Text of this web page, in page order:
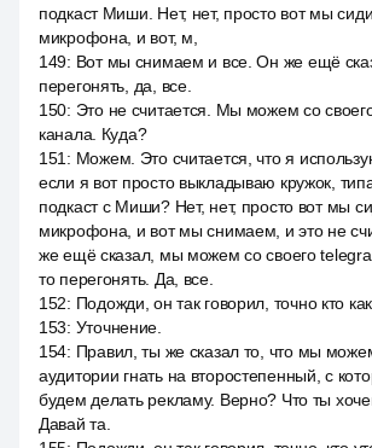
подкаст Миши. Нет, нет, просто вот мы
микрофона, и вот, м,
149: Вот мы снимаем и все. Он же ещё
перегонять, да, все.
150: Это не считается. Мы можем со
канала. Куда?
151 : Можем. Это считается, что я
если я вот просто выкладываю кружок,
подкаст с Миши? Нет, нет, просто вот мы
микрофона, и вот мы снимаем, и это не
же ещё сказал, мы можем со своего
то перегонять. Да, все.
152: Подожди, он так говорил, точно кто
153: Уточнение.
154: Правил, ты же сказал то, что мы
аудитории гнать на второстепенный, с
будем делать рекламу. Верно? Что ты
Давай та.